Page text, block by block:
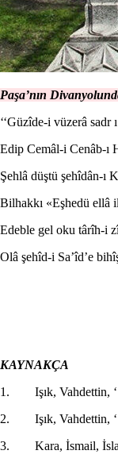
Paşa’nın
‘‘Güzîde-i vüzerâ sadr
Edip Cemâl-i Cenâb-ı
Şehlâ düştü şehîdân-ı
Bilhakkı «Eşhedü ellâ
Edeble gel oku târîh-i
Olâ şehîd-i Sa’îd’e
KAYNAKÇA
1. Işık, Vahdettin,
2. Işık, Vahdettin,
3. Kara, İsmail,